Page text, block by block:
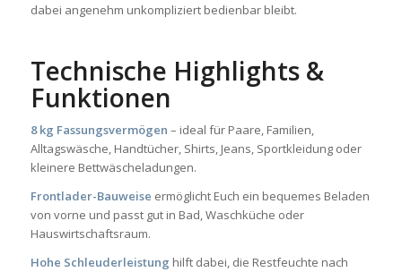
dabei angenehm unkompliziert bedienbar bleibt.
Technische Highlights &
Funktionen
8 kg Fassungsvermögen – ideal für Paare, Familien,
Alltagswäsche, Handtücher, Shirts, Jeans, Sportkleidung oder
kleinere Bettwäscheladungen.
Frontlader-Bauweise ermöglicht Euch ein bequemes Beladen
von vorne und passt gut in Bad, Waschküche oder
Hauswirtschaftsraum.
Hohe Schleuderleistung hilft dabei, die Restfeuchte nach